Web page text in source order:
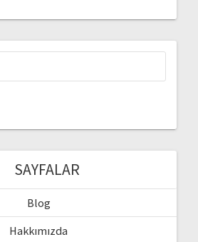
SAYFALAR
Blog
Hakkımızda